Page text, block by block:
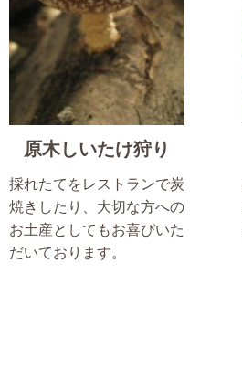
原木しいたけ狩り
採れたてをレストランで炭
焼きしたり、大切な方への
お土産としてもお喜びいた
だいております。